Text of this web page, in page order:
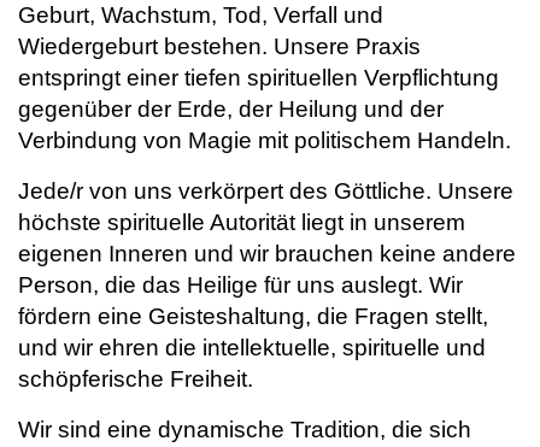
Geburt, Wachstum, Tod, Verfall und
Wiedergeburt bestehen. Unsere Praxis
entspringt einer tiefen spirituellen Verpflichtung
gegenüber der Erde, der Heilung und der
Verbindung von Magie mit politischem Handeln.
Jede/r von uns verkörpert des Göttliche. Unsere
höchste spirituelle Autorität liegt in unserem
eigenen Inneren und wir brauchen keine andere
Person, die das Heilige für uns auslegt. Wir
fördern eine Geisteshaltung, die Fragen stellt,
und wir ehren die intellektuelle, spirituelle und
schöpferische Freiheit.
Wir sind eine dynamische Tradition, die sich